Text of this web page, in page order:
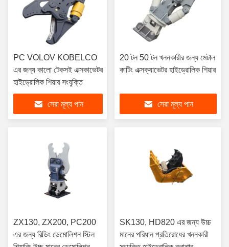
PC VOLOV KOBELCO
এর জন্য কালো টেকসই এক্সকাভেটর
হাইড্রোলিক শিয়ার সংযুক্তি
সেরা মূল্য পান
20 টন 50 টন খননকারীর জন্য মেটাল
কাটিং এক্সক্যাভেটর হাইড্রোলিক শিয়ার
সেরা মূল্য পান
ZX130, ZX200, PC200
এর জন্য বিল্ডিং ডেমোলিশন স্টিল
SK130, HD820 এর জন্য উচ্চ
মানের পরিধান প্রতিরোধের খননকারী